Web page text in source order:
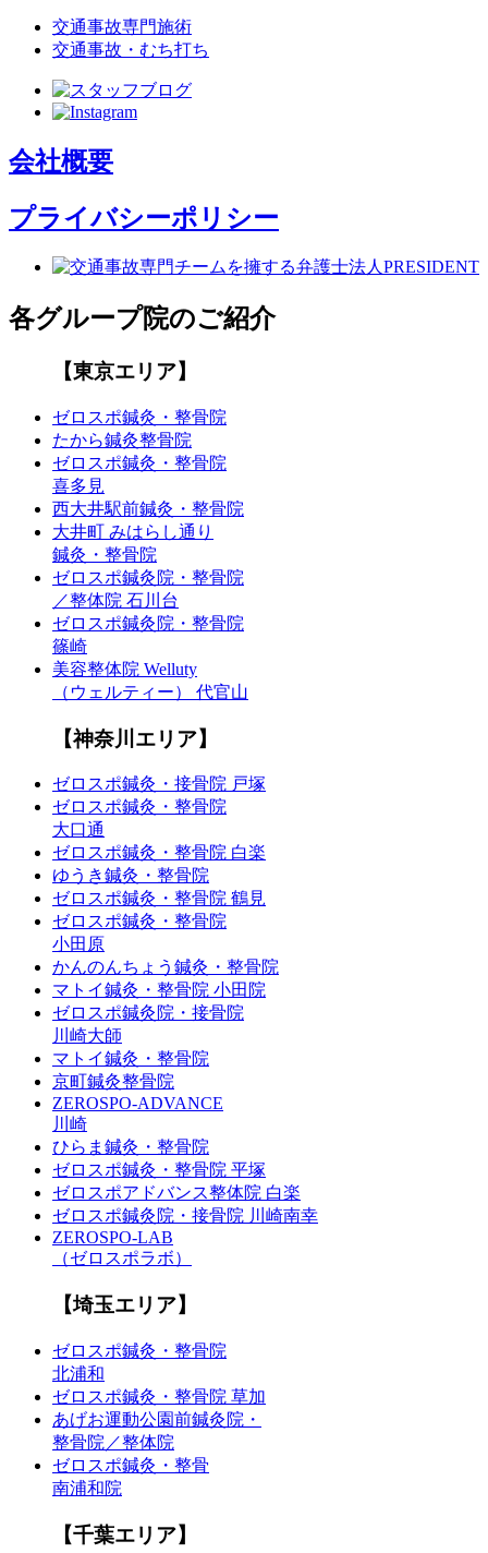
交通事故専門施術
交通事故・むち打ち
会社概要
プライバシーポリシー
各グループ院のご紹介
【東京エリア】
ゼロスポ鍼灸・整骨院
たから鍼灸整骨院
ゼロスポ鍼灸・整骨院
喜多見
西大井駅前鍼灸・整骨院
大井町 みはらし通り
鍼灸・整骨院
ゼロスポ鍼灸院・整骨院
／整体院 石川台
ゼロスポ鍼灸院・整骨院
篠崎
美容整体院 Welluty
（ウェルティー） 代官山
【神奈川エリア】
ゼロスポ鍼灸・接骨院 戸塚
ゼロスポ鍼灸・整骨院
大口通
ゼロスポ鍼灸・整骨院 白楽
ゆうき鍼灸・整骨院
ゼロスポ鍼灸・整骨院 鶴見
ゼロスポ鍼灸・整骨院
小田原
かんのんちょう鍼灸・整骨院
マトイ鍼灸・整骨院 小田院
ゼロスポ鍼灸院・接骨院
川崎大師
マトイ鍼灸・整骨院
京町鍼灸整骨院
ZEROSPO-ADVANCE
川崎
ひらま鍼灸・整骨院
ゼロスポ鍼灸・整骨院 平塚
ゼロスポアドバンス整体院 白楽
ゼロスポ鍼灸院・接骨院 川崎南幸
ZEROSPO-LAB
（ゼロスポラボ）
【埼玉エリア】
ゼロスポ鍼灸・整骨院
北浦和
ゼロスポ鍼灸・整骨院 草加
あげお運動公園前鍼灸院・
整骨院／整体院
ゼロスポ鍼灸・整骨
南浦和院
【千葉エリア】